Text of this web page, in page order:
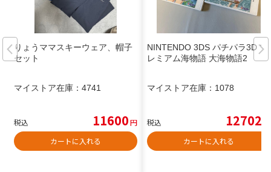
りょうママスキーウェア、帽子
セット
マイストア在庫： 4741
税込 11600円
カートに入れる
NINTENDO 3DS パチパラ3D プ
レミアム海物語 大海物語2
マイストア在庫： 1078
税込 12702
カートに入れる